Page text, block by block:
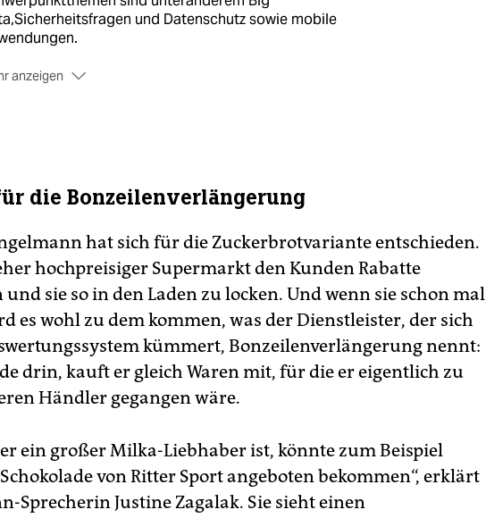
und Datenschutz sowie mobile
anzeigen
Euro oder für 105 Euro im Vorverkauf erhältlich. Die Cebit ist
von 9 bis 18 Uhr geöffnet. Mehr Infos: www.cebit.de (sve)
die Bonzeilenverlängerung
hat sich für die Zuckerbrotvariante entschieden.
hochpreisiger Supermarkt den Kunden Rabatte
sie so in den Laden zu locken. Und wenn sie schon mal
es wohl zu dem kommen, was der Dienstleister, der sich
kümmert, Bonzeilenverlängerung nennt:
drin, kauft er gleich Waren mit, für die er eigentlich zu
Händler gegangen wäre.
ein großer Milka-Liebhaber ist, könnte zum Beispiel
von Ritter Sport angeboten bekommen“, erklärt
Sprecherin Justine Zagalak. Sie sieht einen